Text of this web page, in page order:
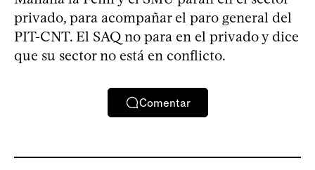
privado, para acompañar el paro general del
PIT-CNT. El SAQ no para en el privado y dice
que su sector no está en conflicto.
Comentar